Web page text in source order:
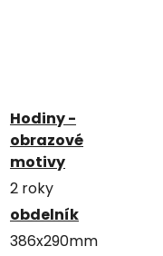
Hodiny -
obrazové
motivy
2 roky
obdelník
386x290mm